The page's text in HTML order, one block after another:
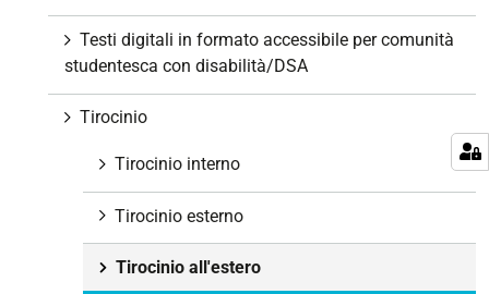
Testi digitali in formato accessibile per comunità
studentesca con disabilità/DSA
Tirocinio
Tirocinio interno
Tirocinio esterno
Tirocinio all'estero